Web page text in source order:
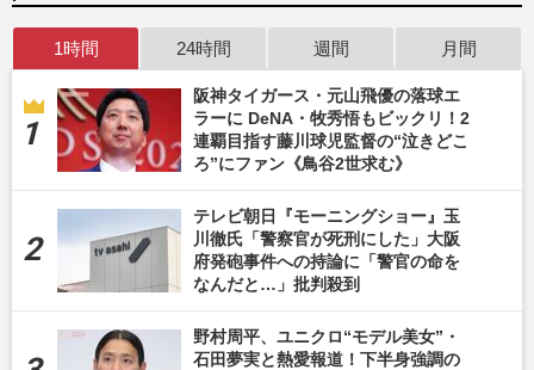
1時間 24時間 週間 月間
阪神タイガース・元山飛優の落球エ
ラーに DeNA・牧秀悟もビックリ！2
連覇目指す藤川球児監督の“泣きどこ
ろ”にファン《鳥谷2世求む》
テレビ朝日『モーニングショー』玉
川徹氏「警察官が死刑にした」大阪
府発砲事件への持論に「警官の命を
なんだと…」批判殺到
野村周平、ユニクロ“モデル美女”・
石田夢実と熱愛報道！下半身強調の